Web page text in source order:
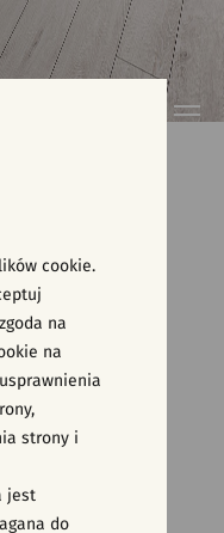
PŁYTEK
cookie.
na
na
strony i
jest
do